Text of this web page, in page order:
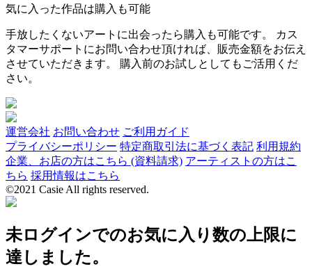
気に入った作品は購入も可能
手放したくないアートに出会ったら購入も可能です。 カス
タマーサポートにお問い合わせ頂ければ、販売金額をお伝え
させていただきます。 購入前のお試しとしてもご活用くだ
さい。
運営会社 お問い合わせ ご利用ガイド
プライバシーポリシー 特定商取引法に基づく表記 利用規約
企業、お店の方はこちら (資料請求) アーティストの方はこ
ちら 採用情報はこちら
©2021 Casie All rights reserved.
未ログインでのお気に入り数の上限に
達しました。